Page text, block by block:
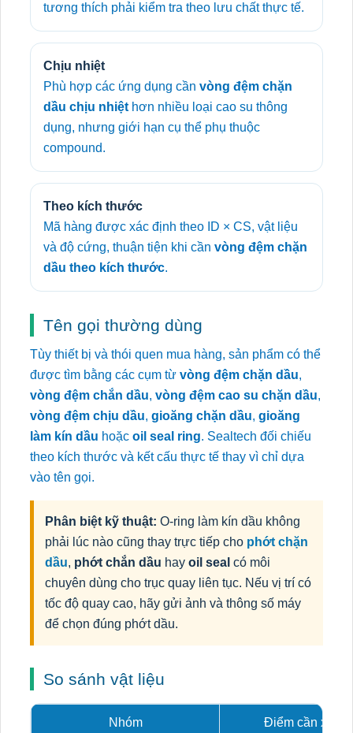
tương thích phải kiểm tra theo lưu chất thực tế.
Chịu nhiệt
Phù hợp các ứng dụng cần vòng đệm chặn
dầu chịu nhiệt hơn nhiều loại cao su thông
dụng, nhưng giới hạn cụ thể phụ thuộc
compound.
Theo kích thước
Mã hàng được xác định theo ID × CS, vật liệu
và độ cứng, thuận tiện khi cần vòng đệm chặn
dầu theo kích thước.
Tên gọi thường dùng
Tùy thiết bị và thói quen mua hàng, sản phẩm có thể
được tìm bằng các cụm từ vòng đệm chặn dầu,
vòng đệm chắn dầu, vòng đệm cao su chặn dầu,
vòng đệm chịu dầu, gioăng chặn dầu, gioăng
làm kín dầu hoặc oil seal ring. Sealtech đối chiếu
theo kích thước và kết cấu thực tế thay vì chỉ dựa
vào tên gọi.
Phân biệt kỹ thuật: O-ring làm kín dầu không
phải lúc nào cũng thay trực tiếp cho phớt chặn
dầu, phớt chắn dầu hay oil seal có môi
chuyên dùng cho trục quay liên tục. Nếu vị trí có
tốc độ quay cao, hãy gửi ảnh và thông số máy
để chọn đúng phớt dầu.
So sánh vật liệu
Nhóm Điểm cần xem